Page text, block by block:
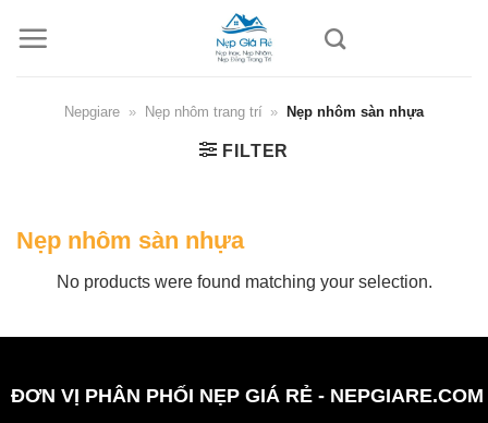
Nepgiare » Nẹp nhôm trang trí » Nẹp nhôm sàn nhựa
FILTER
Nẹp nhôm sàn nhựa
No products were found matching your selection.
ĐƠN VỊ PHÂN PHỐI NẸP GIÁ RẺ - NEPGIARE.COM